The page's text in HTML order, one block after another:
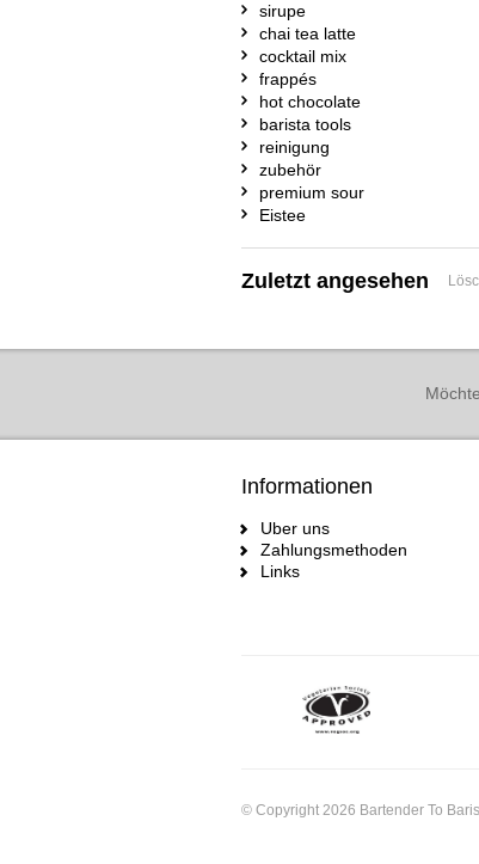
sirupe
chai tea latte
cocktail mix
frappés
hot chocolate
barista tools
reinigung
zubehör
premium sour
Eistee
Zuletzt angesehen
Informationen
Uber uns
Zahlungsmethoden
Links
© Copyright 2026 Bartender To